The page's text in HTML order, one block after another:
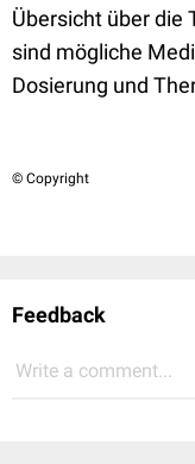
Übersicht über die
sind mögliche
Dosierung und
© Copyright
Feedback
Write a comment...